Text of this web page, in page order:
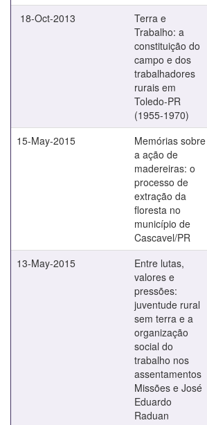
18-Oct-2013
Terra e
Trabalho: a
constituição do
campo e dos
trabalhadores
rurais em
Toledo-PR
(1955-1970)
15-May-2015
Memórias sobre
a ação de
madereiras: o
processo de
extração da
floresta no
município de
Cascavel/PR
13-May-2015
Entre lutas,
valores e
pressões:
juventude rural
sem terra e a
organização
social do
trabalho nos
assentamentos
Missões e José
Eduardo
Raduan